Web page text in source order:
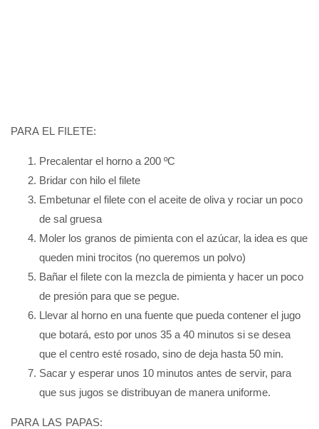
PARA EL FILETE:
Precalentar el horno a 200 ºC
Bridar con hilo el filete
Embetunar el filete con el aceite de oliva y rociar un poco
de sal gruesa
Moler los granos de pimienta con el azúcar, la idea es que
queden mini trocitos (no queremos un polvo)
Bañar el filete con la mezcla de pimienta y hacer un poco
de presión para que se pegue.
Llevar al horno en una fuente que pueda contener el jugo
que botará, esto por unos 35 a 40 minutos si se desea
que el centro esté rosado, sino de deja hasta 50 min.
Sacar y esperar unos 10 minutos antes de servir, para
que sus jugos se distribuyan de manera uniforme.
PARA LAS PAPAS: